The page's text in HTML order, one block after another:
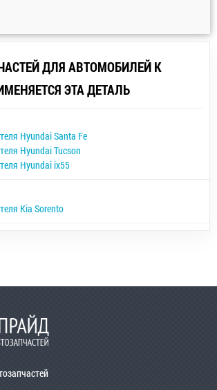
ДЛЯ АВТОМОБИЛЕЙ К
ЭТА ДЕТАЛЬ
Hyundai Santa Fe
Hyundai Tucson
Hyundai ix55
Kia Sorento